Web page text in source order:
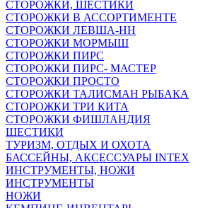
СТОРОЖКИ, ШЕСТИКИ
СТОРОЖКИ В АССОРТИМЕНТЕ
СТОРОЖКИ ЛЕВША-НН
СТОРОЖКИ МОРМЫШ
СТОРОЖКИ ПИРС
СТОРОЖКИ ПИРС- МАСТЕР
СТОРОЖКИ ПРОСТО
СТОРОЖКИ ТАЛИСМАН РЫБАКА
СТОРОЖКИ ТРИ КИТА
СТОРОЖКИ ФИШЛАНДИЯ
ШЕСТИКИ
ТУРИЗМ, ОТДЫХ И ОХОТА
БАССЕЙНЫ, АКСЕССУАРЫ INTEX
ИНСТРУМЕНТЫ, НОЖИ
ИНСТРУМЕНТЫ
НОЖИ